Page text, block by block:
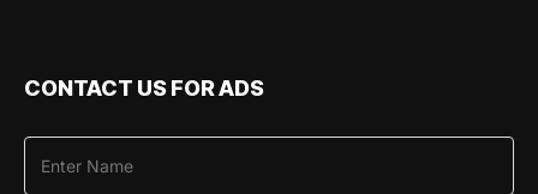
CONTACT US FOR ADS